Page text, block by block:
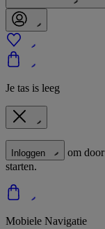
Je tas is leeg
Inloggen
om
starten.
Mobiele Navigatie